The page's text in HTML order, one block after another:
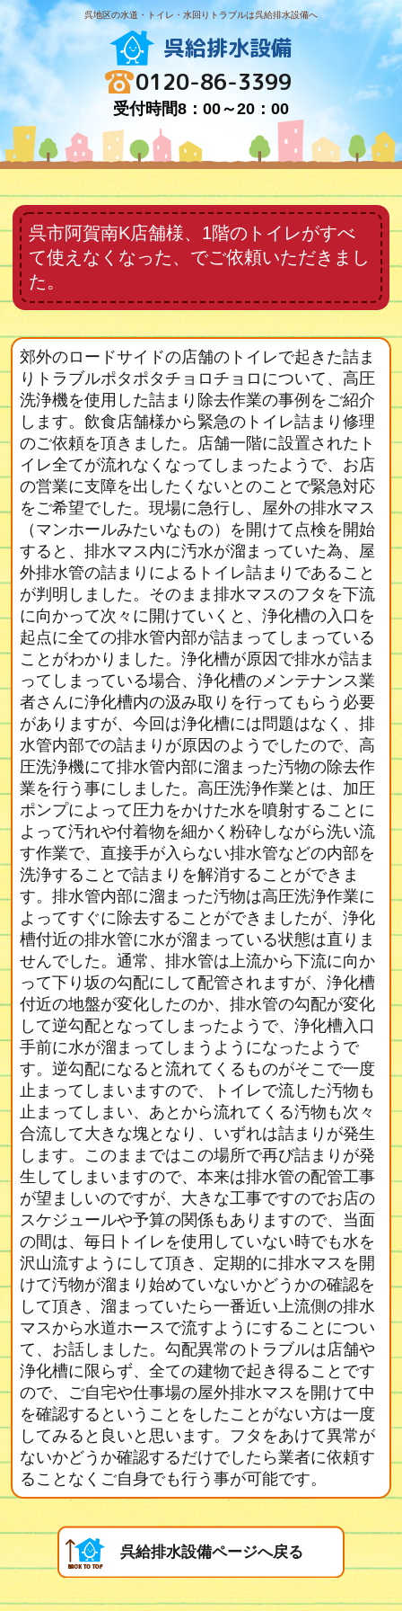
呉地区の水道・トイレ・水回りトラブルは呉給排水設備へ
呉給排水設備
0120-86-3399
受付時間8：00～20：00
呉市阿賀南K店舗様、1階のトイレがすべ
て使えなくなった、でご依頼いただきまし
た。
郊外のロードサイドの店舗のトイレで起きた詰ま
りトラブルポタポタチョロチョロについて、高圧
洗浄機を使用した詰まり除去作業の事例をご紹介
します。飲食店舗様から緊急のトイレ詰まり修理
のご依頼を頂きました。店舗一階に設置されたト
イレ全てが流れなくなってしまったようで、お店
の営業に支障を出したくないとのことで緊急対応
をご希望でした。現場に急行し、屋外の排水マス
（マンホールみたいなもの）を開けて点検を開始
すると、排水マス内に汚水が溜まっていた為、屋
外排水管の詰まりによるトイレ詰まりであること
が判明しました。そのまま排水マスのフタを下流
に向かって次々に開けていくと、浄化槽の入口を
起点に全ての排水管内部が詰まってしまっている
ことがわかりました。浄化槽が原因で排水が詰ま
ってしまっている場合、浄化槽のメンテナンス業
者さんに浄化槽内の汲み取りを行ってもらう必要
がありますが、今回は浄化槽には問題はなく、排
水管内部での詰まりが原因のようでしたので、高
圧洗浄機にて排水管内部に溜まった汚物の除去作
業を行う事にしました。高圧洗浄作業とは、加圧
ポンプによって圧力をかけた水を噴射することに
よって汚れや付着物を細かく粉砕しながら洗い流
す作業で、直接手が入らない排水管などの内部を
洗浄することで詰まりを解消することができま
す。排水管内部に溜まった汚物は高圧洗浄作業に
よってすぐに除去することができましたが、浄化
槽付近の排水管に水が溜まっている状態は直りま
せんでした。通常、排水管は上流から下流に向か
って下り坂の勾配にして配管されますが、浄化槽
付近の地盤が変化したのか、排水管の勾配が変化
して逆勾配となってしまったようで、浄化槽入口
手前に水が溜まってしまうようになったようで
す。逆勾配になると流れてくるものがそこで一度
止まってしまいますので、トイレで流した汚物も
止まってしまい、あとから流れてくる汚物も次々
合流して大きな塊となり、いずれは詰まりが発生
します。このままではこの場所で再び詰まりが発
生してしまいますので、本来は排水管の配管工事
が望ましいのですが、大きな工事ですのでお店の
スケジュールや予算の関係もありますので、当面
の間は、毎日トイレを使用していない時でも水を
沢山流すようにして頂き、定期的に排水マスを開
けて汚物が溜まり始めていないかどうかの確認を
して頂き、溜まっていたら一番近い上流側の排水
マスから水道ホースで流すようにすることについ
て、お話しました。勾配異常のトラブルは店舗や
浄化槽に限らず、全ての建物で起き得ることです
ので、ご自宅や仕事場の屋外排水マスを開けて中
を確認するということをしたことがない方は一度
してみると良いと思います。フタをあけて異常が
ないかどうか確認するだけでしたら業者に依頼す
ることなくご自身でも行う事が可能です。
呉給排水設備ページへ戻る